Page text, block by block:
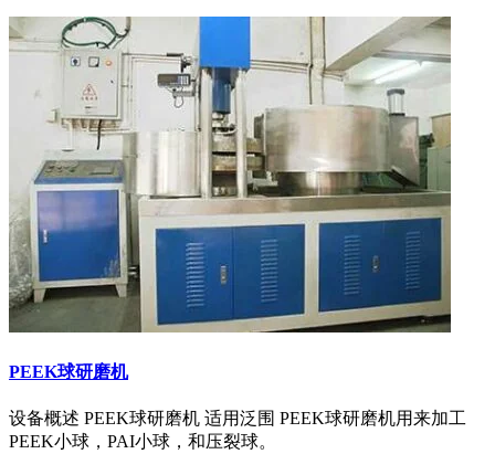
PEEK球研磨机
设备概述 PEEK球研磨机 适用泛围 PEEK球研磨机用来加工
PEEK小球，PAI小球，和压裂球。